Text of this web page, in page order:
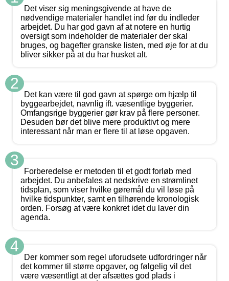
Det viser sig meningsgivende at have de
nødvendige materialer handlet ind før du indleder
arbejdet. Du har god gavn af at notere en hurtig
oversigt som indeholder de materialer der skal
bruges, og bagefter granske listen, med øje for at du
bliver sikker på at du har husket alt.
2
Det kan være til god gavn at spørge om hjælp til
byggearbejdet, navnlig ift. væsentlige byggerier.
Omfangsrige byggerier gør krav på flere personer.
Desuden bør det blive mere produktivt og mere
interessant når man er flere til at løse opgaven.
3
Forberedelse er metoden til et godt forløb med
arbejdet. Du anbefales at nedskrive en strømlinet
tidsplan, som viser hvilke gøremål du vil løse på
hvilke tidspunkter, samt en tilhørende kronologisk
orden. Forsøg at være konkret idet du laver din
agenda.
4
Der kommer som regel uforudsete udfordringer når
det kommer til større opgaver, og følgelig vil det
være væsentligt at der afsættes god plads i